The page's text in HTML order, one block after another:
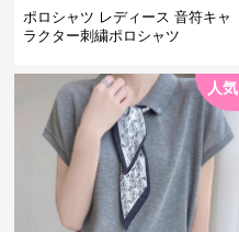
ポロシャツ レディース 音符キャ
ラクター刺繍ポロシャツ
人気